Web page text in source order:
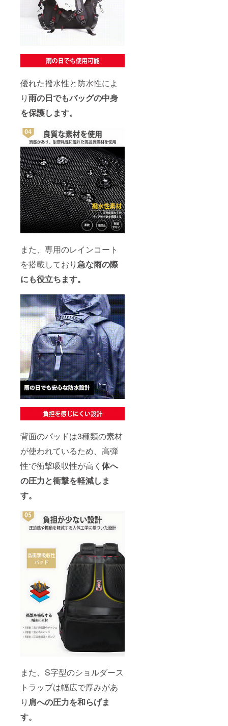
優れた撥水性と防水性によ
り雨の日でもバッグの中身
を保護します。
また、専用のレインコート
を搭載しており急な雨の際
にも役立ちます。
背面のパッドは3種類の素材
が使われているため、高弾
性で衝撃吸収性が高く 体へ
の圧力と衝撃を軽減しま
す。
また、S字型のショルダース
トラップは幅広で厚みがあ
り 肩への圧力を和らげま
す。